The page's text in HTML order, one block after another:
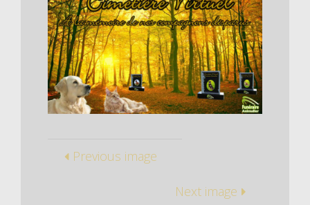
Previous image
Next image